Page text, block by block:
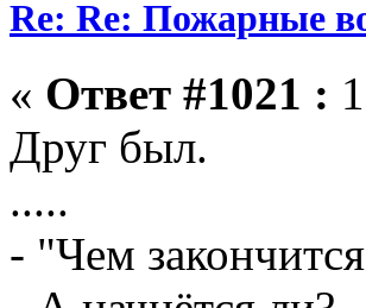
Re: Re: Пожарные
« Ответ #1021 :
Друг был.
.....
- "Чем